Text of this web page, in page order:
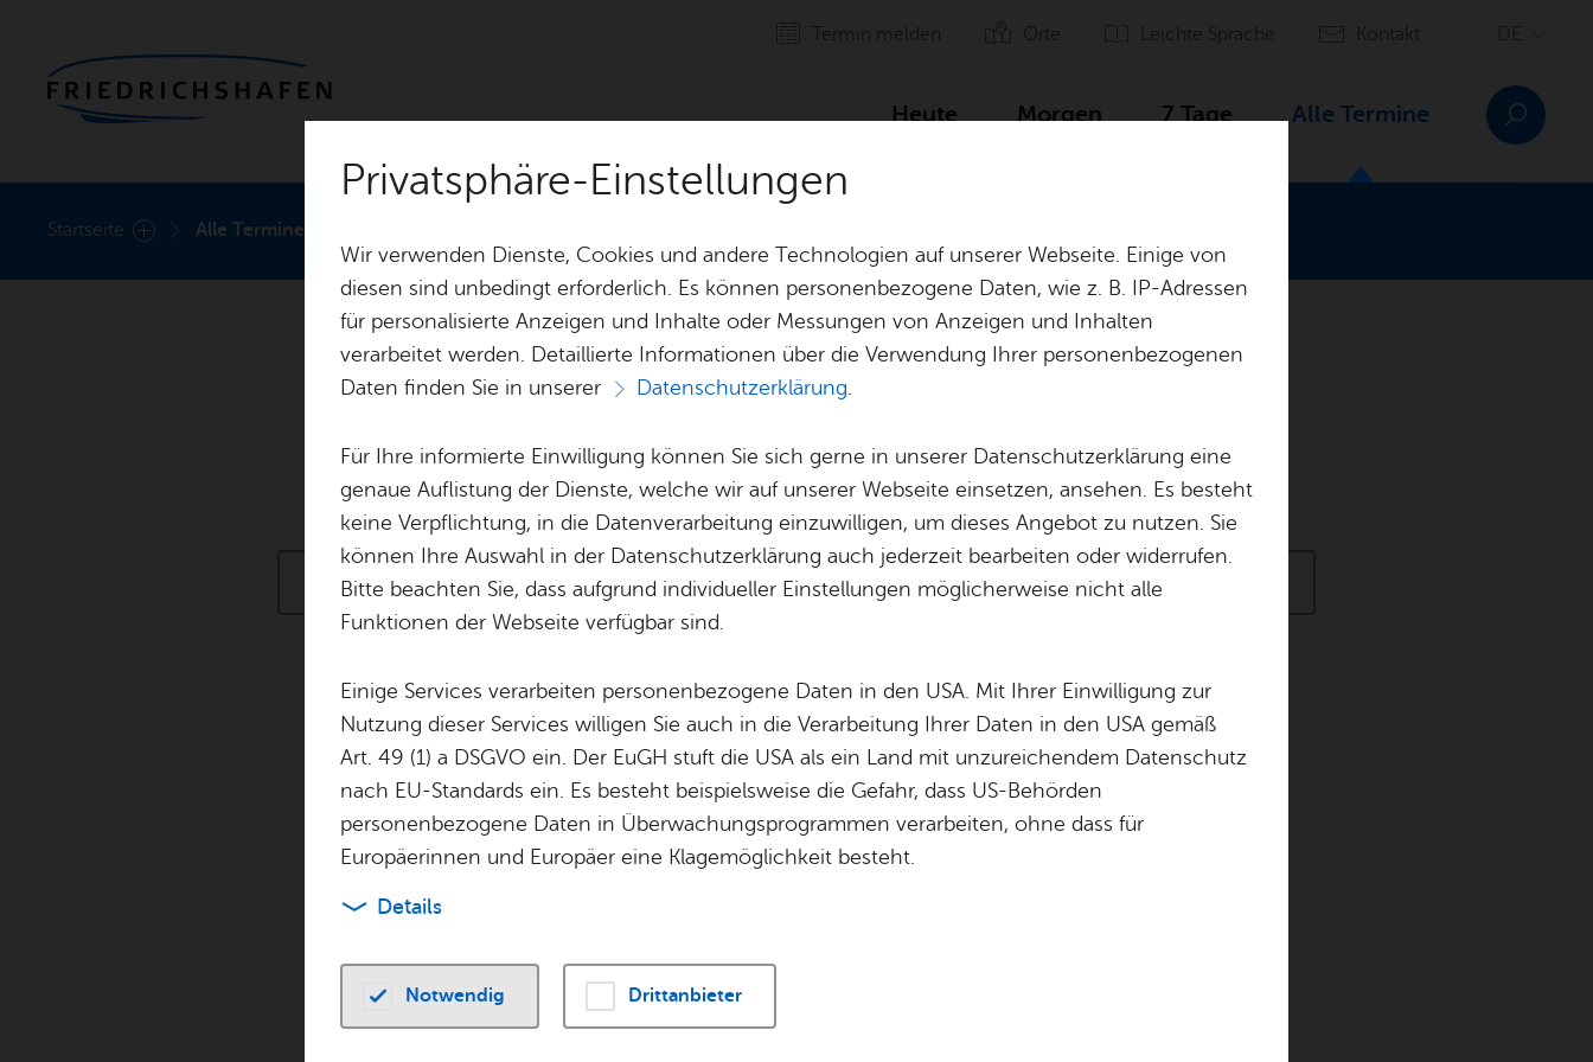
Ter­min mel­den Orte Leich­te Spra­che Kon­takt
Heute Mor­gen 7 Tage Alle Ter­mi­ne
Heute
Start­sei­te Alle Ter­mi­ne
Alle Ter­mi­ne
Füh­run­gen & Tou­ren - Alle Zeit­räu­me - Erweiterte Suche
Sonn­tag, 05. Juli 2026 , 11:00 Uhr– Sonn­tag, 28. März 2027 ,12:00 Uhr , Zep­pe­lin Mu­se­um
Aus­stel­lungs­füh­rung "Ge­fühl­te Wahr­hei­ten. Zep­pe­line und
Na­tio­nal­so­zia­lis­mus"
Aus­stel­lun­gen & Vor­trä­ge,Füh­run­gen & Tou­ren,Er­in­ne­rungs­kul­tur
Frei­tag, 07. Au­gust 2026
Sams­tag, 08. Au­gust 2026, 10:00 Uhr–11:30 Uhr
Privatsphäre-Einstellungen
Wir verwenden Dienste, Cookies und andere Technologien auf unserer Webseite. Einige von
diesen sind unbedingt erforderlich. Es können personenbezogene Daten, wie z. B. IP-Adressen
für personalisierte Anzeigen und Inhalte oder Messungen von Anzeigen und Inhalten
verarbeitet werden. Detaillierte Informationen über die Verwendung Ihrer personenbezogenen
Daten finden Sie in unserer
Datenschutzerklärung.
Für Ihre informierte Einwilligung können Sie sich gerne in unserer Datenschutzerklärung eine
genaue Auflistung der Dienste, welche wir auf unserer Webseite einsetzen, ansehen. Es besteht
keine Verpflichtung, in die Datenverarbeitung einzuwilligen, um dieses Angebot zu nutzen. Sie
können Ihre Auswahl in der Datenschutzerklärung auch jederzeit bearbeiten oder widerrufen.
Bitte beachten Sie, dass aufgrund individueller Einstellungen möglicherweise nicht alle
Funktionen der Webseite verfügbar sind.
Einige Services verarbeiten personenbezogene Daten in den USA. Mit Ihrer Einwilligung zur
Nutzung dieser Services willigen Sie auch in die Verarbeitung Ihrer Daten in den USA gemäß
Art. 49 (1) a DSGVO ein. Der EuGH stuft die USA als ein Land mit unzureichendem Datenschutz
nach EU-Standards ein. Es besteht beispielsweise die Gefahr, dass US-Behörden
personenbezogene Daten in Überwachungsprogrammen verarbeiten, ohne dass für
Europäerinnen und Europäer eine Klagemöglichkeit besteht.
Details
Notwendig Drittanbieter